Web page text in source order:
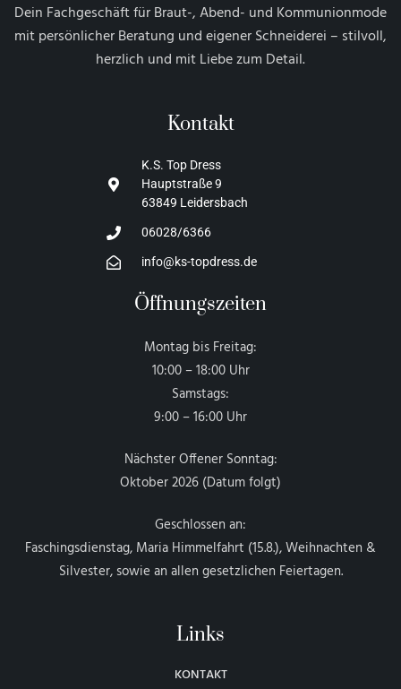
Dein Fachgeschäft für Braut-, Abend- und Kommunionmode
mit persönlicher Beratung und eigener Schneiderei – stilvoll,
herzlich und mit Liebe zum Detail.
Kontakt
K.S. Top Dress
Hauptstraße 9
63849 Leidersbach
06028/6366
info@ks-topdress.de
Öffnungszeiten
Montag bis Freitag:
10:00 – 18:00 Uhr
Samstags:
9:00 – 16:00 Uhr
Nächster Offener Sonntag:
Oktober 2026 (Datum folgt)
Geschlossen an:
Faschingsdienstag, Maria Himmelfahrt (15.8.), Weihnachten &
Silvester, sowie an allen gesetzlichen Feiertagen.
Links
KONTAKT